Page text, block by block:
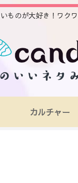
ものが大好き！ワク
カルチャー